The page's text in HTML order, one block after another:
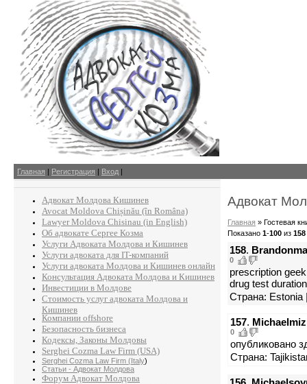
Главная | Регистрация | Вход |
Адвокат Молдова Кишинев
Avocat Moldova Chișinău (în Româna)
Lawyer Moldova Chisinau (in English)
Об адвокате Сергее Козма
Услуги Адвоката Молдова и Кишинев
Услуги адвоката для IT-компаний
Услуги адвоката Молдова и Кишинев онлайн
Консультация Адвоката Молдова и Кишинев
Инвестиции в Молдове
Стоимость услуг адвоката Молдова и
Кишинев
Компании offshore
Безопасность бизнеса
Кодексы, Законы Молдовы
Serghei Cozma Law Firm (USA)
Serghei Cozma Law Firm (Italy)
Статьи - Адвокат Молдова
Форум Адвокат Молдова
Адвокат
Главная » Гостевая
Показано 1-100 из 158
158.
0
prescription
drug test duration
Страна: Estonia
157. Michaelmiz
0
опубликовано
Страна: